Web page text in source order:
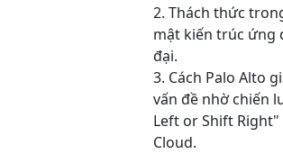
2. Thách thức
mật kiến trúc ứng
đại.
3. Cách Palo Alto
vấn đề nhờ chiến
Left or Shift Right"
Cloud.